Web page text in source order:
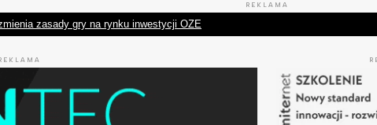
REKLAMA
zasady gry na rynku inwestycji OZE